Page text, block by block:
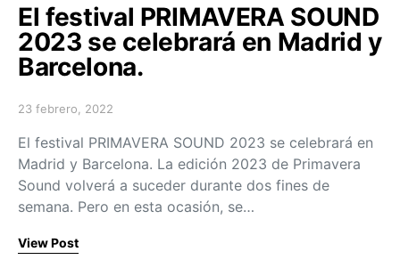
El festival PRIMAVERA SOUND
2023 se celebrará en Madrid y
Barcelona.
Posted on
23 febrero, 2022
El festival PRIMAVERA SOUND 2023 se celebrará en
Madrid y Barcelona. La edición 2023 de Primavera
Sound volverá a suceder durante dos fines de
semana. Pero en esta ocasión, se…
View Post